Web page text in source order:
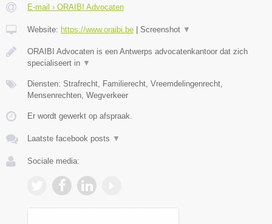
E-mail › ORAIBI Advocaten
Website: https://www.oraibi.be Screenshot ▼
ORAIBI Advocaten is een Antwerps advocatenkantoor dat zich
specialiseert in ▼
Diensten: Strafrecht, Familierecht, Vreemdelingenrecht,
Mensenrechten, Wegverkeer
Er wordt gewerkt op afspraak.
Laatste facebook posts ▼
Sociale media: